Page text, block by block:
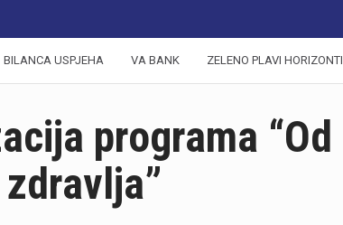
BILANCA USPJEHA VA BANK ZELENO PLAVI HORIZONTI
programa “Od